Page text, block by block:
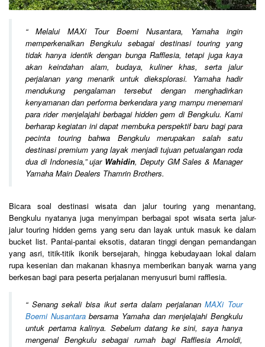
“Melalui MAXi Tour Boemi Nusantara, Yamaha ingin
memperkenalkan Bengkulu sebagai destinasi touring yang
tidak hanya identik dengan bunga Rafflesia, tetapi juga kaya
akan keindahan alam, budaya, kuliner khas, serta jalur
perjalanan yang menarik untuk dieksplorasi. Yamaha hadir
mendukung pengalaman tersebut dengan menghadirkan
kenyamanan dan performa berkendara yang mampu menemani
para rider menjelajahi berbagai hidden gem di Bengkulu. Kami
berharap kegiatan ini dapat membuka perspektif baru bagi para
pecinta touring bahwa Bengkulu merupakan salah satu
destinasi premium yang layak menjadi tujuan petualangan roda
dua di Indonesia,” ujar Wahidin, Deputy GM Sales & Manager
Yamaha Main Dealers Thamrin Brothers.
Bicara soal destinasi wisata dan jalur touring yang menantang,
Bengkulu nyatanya juga menyimpan berbagai spot wisata serta jalur-
jalur touring hidden gems yang seru dan layak untuk masuk ke dalam
bucket list. Pantai-pantai eksotis, dataran tinggi dengan pemandangan
yang asri, titik-titik ikonik bersejarah, hingga kebudayaan lokal dalam
rupa kesenian dan makanan khasnya memberikan banyak warna yang
berkesan bagi para peserta perjalanan menyusuri bumi rafflesia.
“Senang sekali bisa ikut serta dalam perjalananMAXi Tour
Boemi Nusantarabersama Yamaha dan menjelajahi Bengkulu
untuk pertama kalinya. Sebelum datang ke sini, saya hanya
mengenal Bengkulu sebagai rumah bagi Rafflesia Arnoldi,